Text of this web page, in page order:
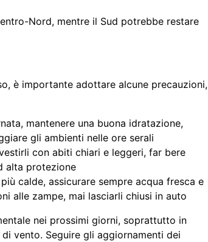
Nord, mentre il Sud potrebbe restare
è importante adottare alcune precauzioni,
mantenere una buona idratazione,
gli ambienti nelle ore serali
con abiti chiari e leggeri, far bere
alta protezione
calde, assicurare sempre acqua fresca e
alle zampe, mai lasciarli chiusi in auto
nei prossimi giorni, soprattutto in
vento. Seguire gli aggiornamenti dei